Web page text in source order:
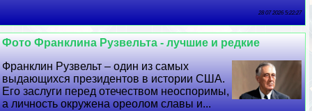
28 07 2026 5:22:27
Фото Франклина Рузвельта - лучшие и редкие
Франклин Рузвельт – один из самых
выдающихся президентов в истории США.
Его заслуги перед отечеством неоспоримы,
а личность окружена ореолом славы и...